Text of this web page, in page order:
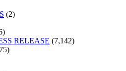
(2)
RELEASE (7,142)